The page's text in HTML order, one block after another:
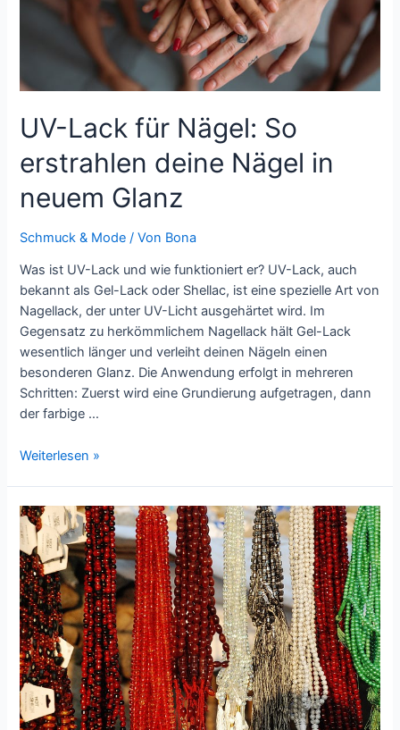
UV-Lack für Nägel: So
erstrahlen deine Nägel in
neuem Glanz
Schmuck & Mode / Von Bona
Was ist UV-Lack und wie funktioniert er? UV-Lack, auch
bekannt als Gel-Lack oder Shellac, ist eine spezielle Art von
Nagellack, der unter UV-Licht ausgehärtet wird. Im
Gegensatz zu herkömmlichem Nagellack hält Gel-Lack
wesentlich länger und verleiht deinen Nägeln einen
besonderen Glanz. Die Anwendung erfolgt in mehreren
Schritten: Zuerst wird eine Grundierung aufgetragen, dann
der farbige …
UV-
Nägel:
So
erstrahlen
deine
Nägel
in
neuem
Glanz
Weiterlesen »